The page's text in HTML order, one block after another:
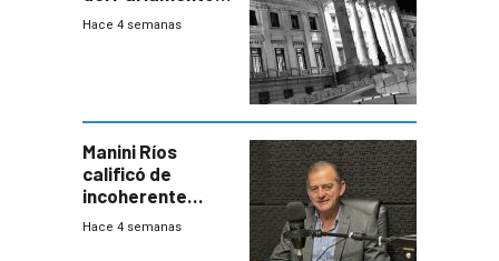
para negociar
Hace 4 semanas
Manini Ríos
calificó de
incoherente
decisión de
Hace 4 semanas